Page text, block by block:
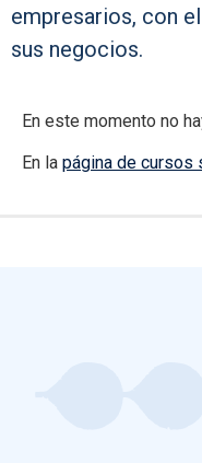
empresarios, con
sus negocios.
En este momento no
En la página de cursos